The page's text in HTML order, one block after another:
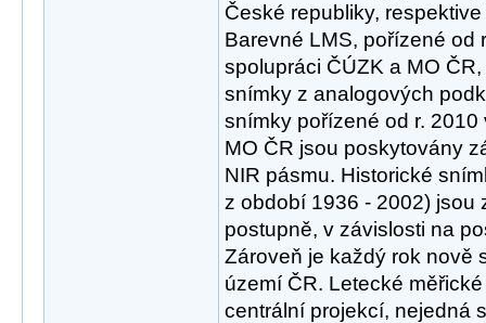
České republiky,
Barevné LMS, pořízené od
spolupráci ČÚZK a MO
snímky z analogových
snímky pořízené od r.
MO ČR jsou poskytovány
NIR pásmu. Historické
z období 1936 - 2002) jsou
postupně, v závislosti na
Zároveň je každý rok nově
území ČR. Letecké
centrální projekcí, nejedná